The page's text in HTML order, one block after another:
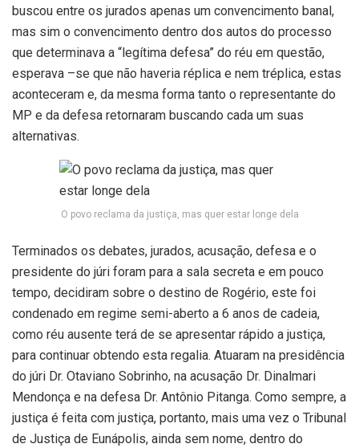
buscou entre os jurados apenas um convencimento banal,
mas sim o convencimento dentro dos autos do processo
que determinava a “legítima defesa” do réu em questão,
esperava –se que não haveria réplica e nem tréplica, estas
aconteceram e, da mesma forma tanto o representante do
MP e da defesa retornaram buscando cada um suas
alternativas.
O povo reclama da justiça, mas quer estar longe dela
Terminados os debates, jurados, acusação, defesa e o
presidente do júri foram para a sala secreta e em pouco
tempo, decidiram sobre o destino de Rogério, este foi
condenado em regime semi-aberto a 6 anos de cadeia,
como réu ausente terá de se apresentar rápido a justiça,
para continuar obtendo esta regalia. Atuaram na presidência
do júri Dr. Otaviano Sobrinho, na acusação Dr. Dinalmari
Mendonça e na defesa Dr. Antônio Pitanga. Como sempre, a
justiça é feita com justiça, portanto, mais uma vez o Tribunal
de Justiça de Eunápolis, ainda sem nome, dentro do